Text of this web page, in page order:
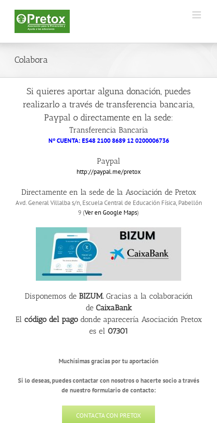
contenido
Colabora
Si quieres aportar alguna donación, puedes
realizarlo a través de transferencia bancaria,
Paypal o directamente en la sede:
Transferencia Bancaria
Nº CUENTA: ES48 2100 8689 12 0200006736
Paypal
http://paypal.me/pretox
Directamente en la sede de la Asociación de Pretox
Avd. General Villalba s/n, Escuela Central de Educación Física, Pabellón
9 (Ver en Google Maps)
Disponemos de BIZUM. Gracias a la colaboración
de CaixaBank
El código del pagodonde aparecería Asociación Pretox
es el 07301
Muchísimas gracias por tu aportación
Si lo deseas, puedes contactar con nosotros o hacerte socio a través
de nuestro formulario de contacto:
CONTACTA CON PRETOX